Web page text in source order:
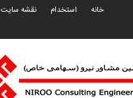
نقشه سایت استخدام خانه